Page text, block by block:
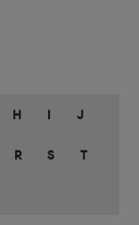
H J
R S T